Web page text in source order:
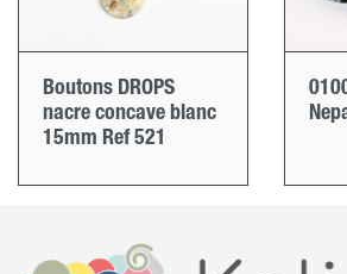
Boutons DROPS
nacre concave blanc
15mm Ref 521